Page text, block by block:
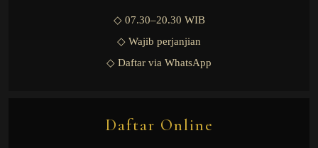
◇ 07.30–20.30 WIB
◇ Wajib perjanjian
◇ Daftar via WhatsApp
Daftar Online